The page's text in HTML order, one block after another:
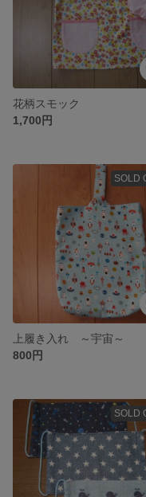
花柄スモック
1,700円
SOLD
上履き入れ ～宇宙～
800円
SOLD